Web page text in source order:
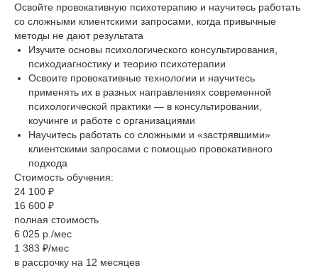
Освойте провокативную психотерапию и научитесь работать
со сложными клиентскими запросами, когда привычные
методы не дают результата
Изучите основы психологического консультирования,
психодиагностику и теорию психотерапии
Освоите провокативные технологии и научитесь
применять их в разных направлениях современной
психологической практики — в консультировании,
коучинге и работе с организациями
Научитесь работать со сложными и «застрявшими»
клиентскими запросами с помощью провокативного
подхода
Стоимость обучения:
24 100 ₽
16 600 ₽
полная стоимость
6 025 р./мес
1 383 ₽/мес
в рассрочку на 12 месяцев